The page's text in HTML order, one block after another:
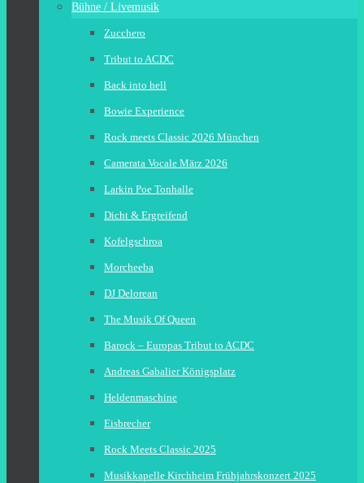
Bühne / Livemusik
Zucchero
Tribut to ACDC
Back into hell
Bowie Experience
Rock meets Classic 2026 München
Camerata Vocale März 2026
Larkin Poe Tonhalle
Dicht & Ergreifend
Kofelgschroa
Morcheeba
DJ Delorean
The Musik Of Queen
Barock – Europas Tribut to ACDC
Andreas Gabalier Königsplatz
Heldenmaschine
Eisbrecher
Rock Meets Classic 2025
Musikkapelle Kirchheim Frühjahrskonzert 2025